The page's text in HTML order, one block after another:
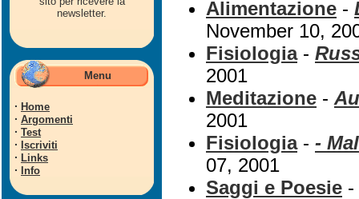
newsletter.
Menu
· Home
· Argomenti
· Test
· Iscriviti
· Links
· Info
Alimentazione -
November 10,
Fisiologia-
2001
Meditazione -
2001
Fisiologia- -
07, 2001
Saggi e Poesie -